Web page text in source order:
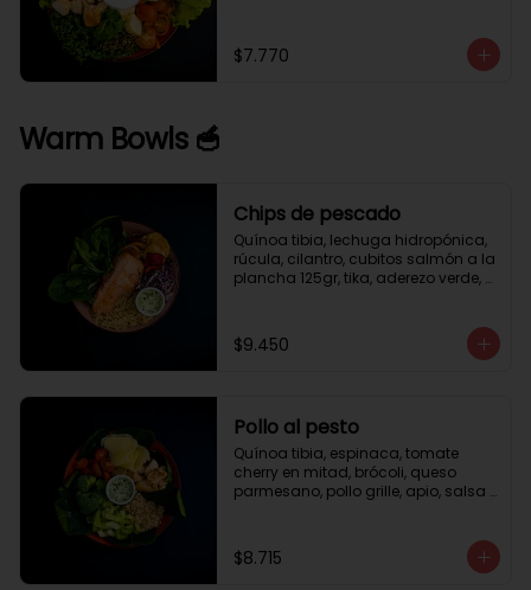
$7.770
Warm Bowls 🥣
Chips de pescado
Quínoa tibia, lechuga hidropónica,
rúcula, cilantro, cubitos salmón a la
plancha 125gr, tika, aderezo verde,
$9.450
Pollo al pesto
Quínoa tibia, espinaca, tomate
cherry en mitad, brócoli, queso
parmesano, pollo grille, apio, salsa
$8.715